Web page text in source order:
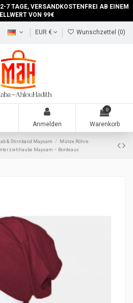
7 TAGE, VERSANDKOSTENFREI AB EINEM
VON 99€
EUR € Wunschzettel (0)
Anmelden
0
Warenkorb
& Stirnband Maysam
Mütze Röhre
Maysam – Bordeaux